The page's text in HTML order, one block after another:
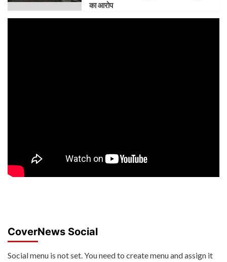
का आरोप
CoverNews Social
Social menu is not set. You need to create menu and assign it